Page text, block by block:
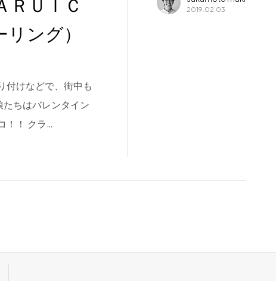
ＵＩＣ
ング）
付けなどで、街中も
ちはバレンタイン
！！ クラ…
2019.02.03